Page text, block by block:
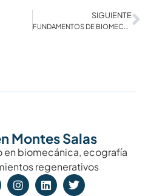
SIGUIENTE
Montes Salas
en biomecánica, ecografía
regenerativos